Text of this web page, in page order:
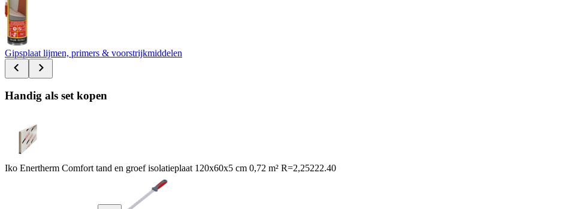
Gipsplaat lijmen, primers & voorstrijkmiddelen
Handig als set kopen
Iko Enertherm Comfort tand en groef isolatieplaat 120x60x5 cm 0,72 m² R=2,25222.40